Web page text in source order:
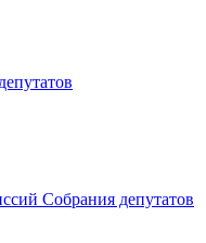
Собрания депутатов